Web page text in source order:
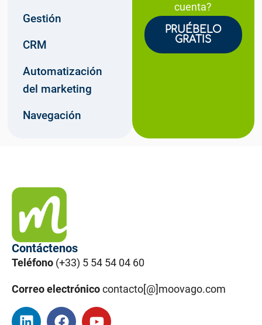
Gestión
CRM
Automatización
del marketing
Navegación
cuenta?
PRUÉBELO
GRATIS
Contáctenos
Teléfono (+33) 5 54 54 04 60
Correo electrónicocontacto[@]moovago.com